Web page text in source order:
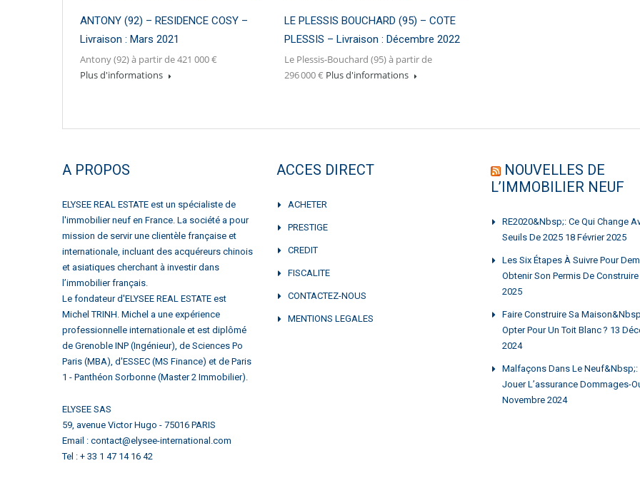
ANTONY (92) – RESIDENCE COSY –
Livraison : Mars 2021
Antony (92) à partir de 421 000 €
Plus d'informations
LE PLESSIS BOUCHARD (95) – COTE
PLESSIS – Livraison : Décembre 2022
Le Plessis-Bouchard (95) à partir de
296 000 € Plus d'informations
A PROPOS
ELYSEE REAL ESTATE est un spécialiste de
l'immobilier neuf en France. La société a pour
mission de servir une clientèle française et
internationale, incluant des acquéreurs chinois
et asiatiques cherchant à investir dans
l’immobilier français.
Le fondateur d'ELYSEE REAL ESTATE est
Michel TRINH. Michel a une expérience
professionnelle internationale et est diplômé
de Grenoble INP (Ingénieur), de Sciences Po
Paris (MBA), d'ESSEC (MS Finance) et de Paris
1 - Panthéon Sorbonne (Master 2 Immobilier).
ELYSEE SAS
59, avenue Victor Hugo - 75016 PARIS
Email : contact@elysee-international.com
Tel : + 33 1 47 14 16 42
ACCES DIRECT
ACHETER
PRESTIGE
CREDIT
FISCALITE
CONTACTEZ-NOUS
MENTIONS LEGALES
NOUVELLES DE
L’IMMOBILIER NEUF
RE2020&nbsp;: Ce Qui Change
Seuils De 2025 18 Février 2025
Les Six Étapes À Suivre Pour
Obtenir Son Permis De Construire
2025
Faire Construire Sa
Opter Pour Un Toit Blanc ? 13
2024
Malfaçons Dans Le Neuf&nbsp;:
Jouer L’assurance Dommages-
Novembre 2024